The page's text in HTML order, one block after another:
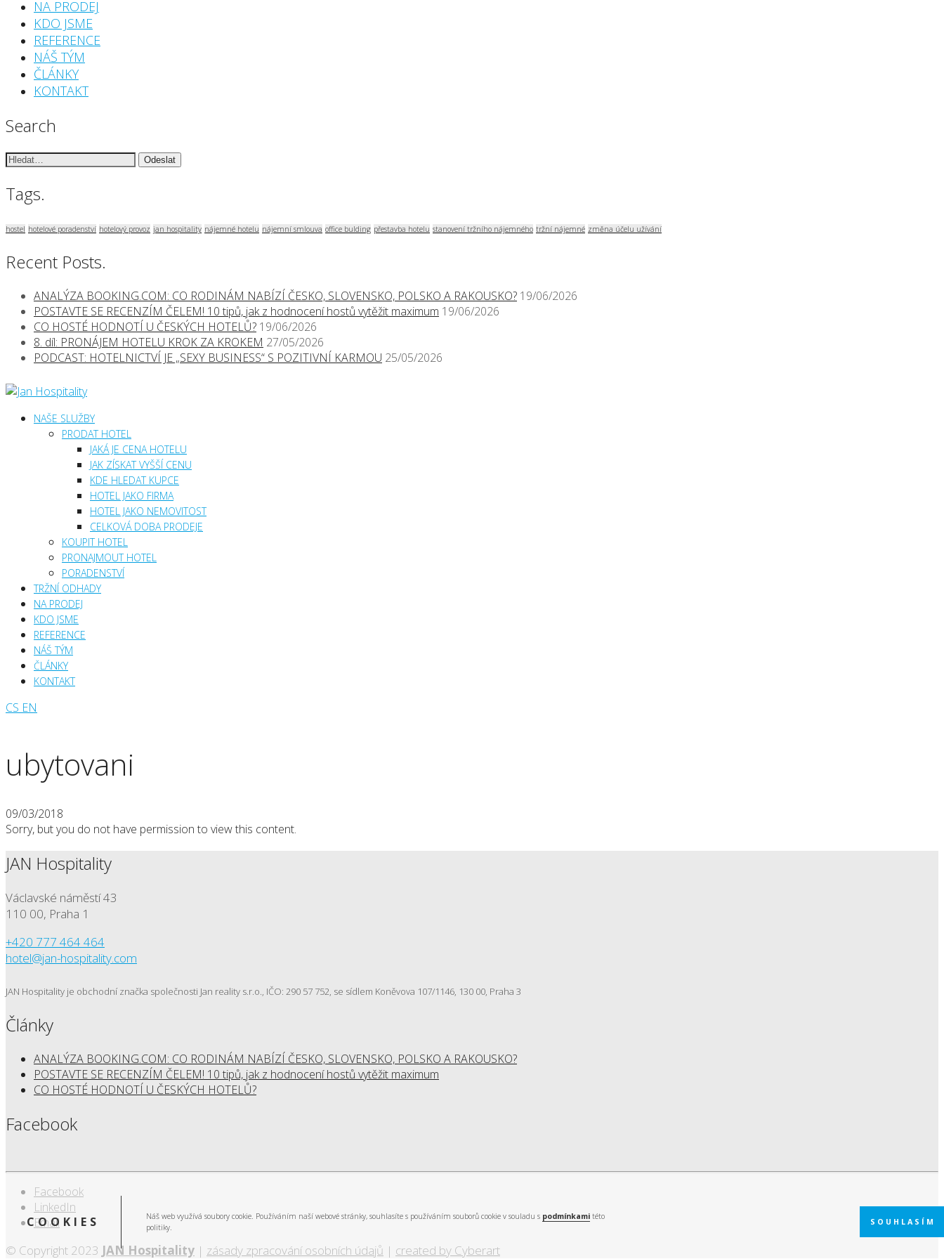
COOKIES Náš web využívá soubory cookie. Používáním naší webové stránky, souhlasíte s používáním souborů cookie v souladu s podmínkami této
politiky.
SOUHLASÍM
NA PRODEJ
KDO JSME
REFERENCE
NÁŠ TÝM
ČLÁNKY
KONTAKT
Search
Vyhledávání:
Tags.
hostel hotelové poradenství hotelový provoz jan hospitality nájemné hotelu nájemní smlouva office bulding přestavba hotelu stanovení tržního nájemného tržní nájemné změna účelu užívání
Recent Posts.
ANALÝZA BOOKING.COM: CO RODINÁM NABÍZÍ ČESKO, SLOVENSKO, POLSKO A RAKOUSKO? 19/06/2026
POSTAVTE SE RECENZÍM ČELEM! 10 tipů, jak z hodnocení hostů vytěžit maximum 19/06/2026
CO HOSTÉ HODNOTÍ U ČESKÝCH HOTELŮ? 19/06/2026
8. díl: PRONÁJEM HOTELU KROK ZA KROKEM 27/05/2026
PODCAST: HOTELNICTVÍ JE „SEXY BUSINESS“ S POZITIVNÍ KARMOU 25/05/2026
NAŠE SLUŽBY
PRODAT HOTEL
JAKÁ JE CENA HOTELU
JAK ZÍSKAT VYŠŠÍ CENU
KDE HLEDAT KUPCE
HOTEL JAKO FIRMA
HOTEL JAKO NEMOVITOST
CELKOVÁ DOBA PRODEJE
KOUPIT HOTEL
PRONAJMOUT HOTEL
PORADENSTVÍ
TRŽNÍ ODHADY
NA PRODEJ
KDO JSME
REFERENCE
NÁŠ TÝM
ČLÁNKY
KONTAKT
CS EN
ubytovani
09/03/2018
Sorry, but you do not have permission to view this content.
JAN Hospitality
Václavské náměstí 43
110 00, Praha 1
+420 777 464 464
hotel@jan-hospitality.com
JAN Hospitality je obchodní značka společnosti Jan reality s.r.o., IČO: 290 57 752, se sídlem Koněvova 107/1146, 130 00, Praha 3
Články
ANALÝZA BOOKING.COM: CO RODINÁM NABÍZÍ ČESKO, SLOVENSKO, POLSKO A RAKOUSKO?
POSTAVTE SE RECENZÍM ČELEM! 10 tipů, jak z hodnocení hostů vytěžit maximum
CO HOSTÉ HODNOTÍ U ČESKÝCH HOTELŮ?
Facebook
Facebook
LinkedIn
Email
© Copyright 2023 JAN Hospitality | zásady zpracování osobních údajů | created by Cyberart